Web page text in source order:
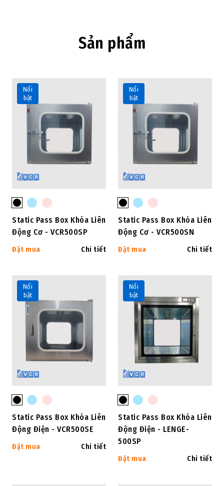
Sản phẩm
Nổi
bật
Static Pass Box Khóa Liên
Động Cơ - VCR500SP
Đặt mua Chi tiết
Nổi
bật
Static Pass Box Khóa Liên
Động Cơ - VCR500SN
Đặt mua Chi tiết
Nổi
bật
Static Pass Box Khóa Liên
Động Điện - VCR500SE
Đặt mua Chi tiết
Nổi
bật
Static Pass Box Khóa Liên
Động Điện - LENGE-
500SP
Đặt mua Chi tiết